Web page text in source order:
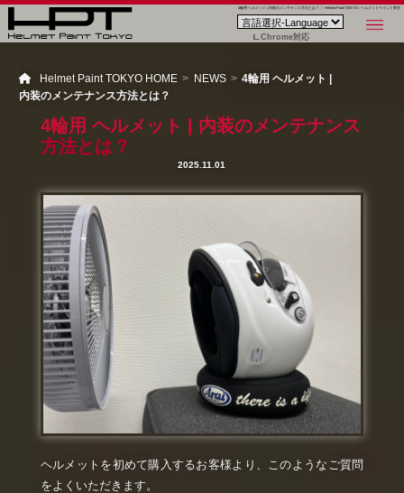
4輪用 ヘルメット | 内装のメンテナンス方法とは？ ｜ Helmet Paint TOKYO - ヘルメットペイント東京
Chrome対応
Helmet Paint TOKYO HOME NEWS
4輪用 ヘルメット |
内装のメンテナンス方法とは？
4輪用 ヘルメット | 内装のメンテナンス
方法とは？
2025.11.01
ヘルメットを初めて購入するお客様より、このようなご質問
をよくいただきます。